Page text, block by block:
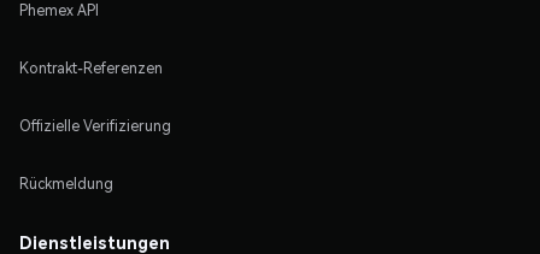
Phemex API
Kontrakt-Referenzen
Offizielle Verifizierung
Rückmeldung
Dienstleistungen